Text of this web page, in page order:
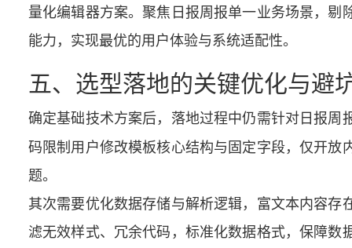
量化编辑器方案。聚焦日报周报单一业务场景，
能力，实现最优的用户体验与系统适配性。
五、选型落地的关键优化与避
确定基础技术方案后，落地过程中仍需针对日报
码限制用户修改模板核心结构与固定字段，仅开
题。
其次需要优化数据存储与解析逻辑，富文本内容
滤无效样式、冗余代码，标准化数据格式，保障